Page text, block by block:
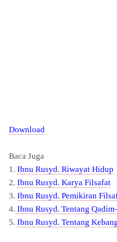
Download
Baca Juga
1. Ibnu Rusyd. Riwayat Hidup
2. Ibnu Rusyd. Karya Filsafat
3. Ibnu Rusyd. Pemikiran
4. Ibnu Rusyd. Tentang
5. Ibnu Rusyd. Tentang